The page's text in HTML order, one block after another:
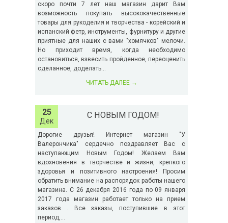
скоро почти 7 лет наш магазин дарит Вам
возможность покупать высококачественные
товары для рукоделия и творчества - корейский и
испанский фетр, инструменты, фурнитуру и другие
приятные для наших с вами "хомячков" мелочи.
Но приходит время, когда необходимо
остановиться, взвесить пройденное, переоценить
сделанное, доделать...
ЧИТАТЬ ДАЛЕЕ →
25
Дек
С НОВЫМ ГОДОМ!
Дорогие друзья! Интернет магазин "У
Валерончика" сердечно поздравляет Вас с
наступающим Новым Годом! Желаем Вам
вдохновения в творчестве и жизни, крепкого
здоровья и позитивного настроения! Просим
обратить внимание на распорядок работы нашего
магазина. С 26 декабря 2016 года по 09 января
2017 года магазин работает только на прием
заказов . Все заказы, поступившие в этот
период,...